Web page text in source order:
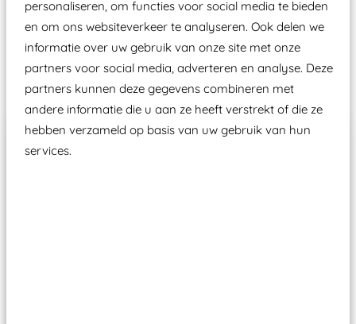
personaliseren, om functies voor social media te bieden
en om ons websiteverkeer te analyseren. Ook delen we
informatie over uw gebruik van onze site met onze
partners voor social media, adverteren en analyse. Deze
partners kunnen deze gegevens combineren met
andere informatie die u aan ze heeft verstrekt of die ze
hebben verzameld op basis van uw gebruik van hun
services.
Speeltoestellen vallen?
Past er goed bij